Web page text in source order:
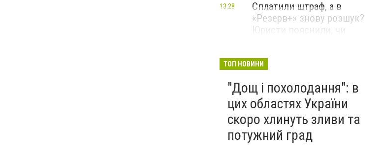
Сплатили штраф, а в
«Резерв+» знову розшук?
Юристи пояснили, чи
13:28
ТОП НОВИНИ
"Дощ і похолодання": в
цих областях України
скоро хлинуть зливи та
потужний град